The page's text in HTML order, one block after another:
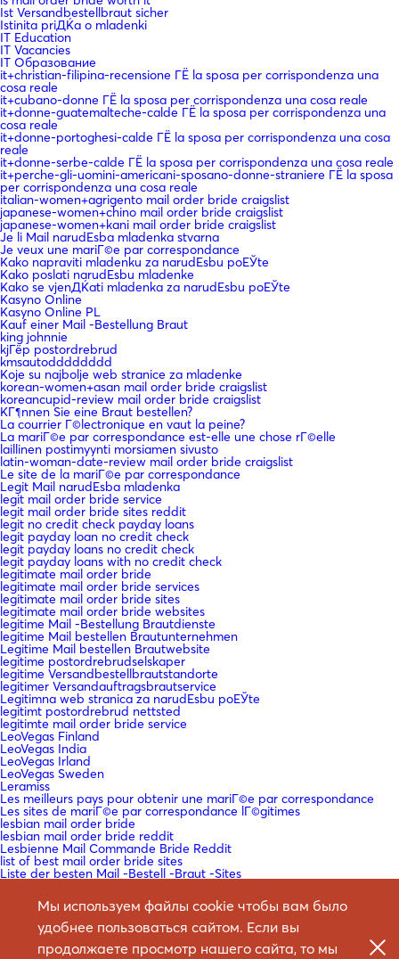
Ist Versandbestellbraut sicher
Istinita priДЌa o mladenki
IT Education
IT Vacancies
IT Образование
it+christian-filipina-recensione ГЁ la sposa per corrispondenza una
cosa reale
it+cubano-donne ГЁ la sposa per corrispondenza una cosa reale
it+donne-guatemalteche-calde ГЁ la sposa per corrispondenza una
cosa reale
it+donne-portoghesi-calde ГЁ la sposa per corrispondenza una cosa
reale
it+donne-serbe-calde ГЁ la sposa per corrispondenza una cosa reale
it+perche-gli-uomini-americani-sposano-donne-straniere ГЁ la sposa
per corrispondenza una cosa reale
italian-women+agrigento mail order bride craigslist
japanese-women+chino mail order bride craigslist
japanese-women+kani mail order bride craigslist
Je li Mail narudЕѕba mladenka stvarna
Je veux une mariГ©e par correspondance
Kako napraviti mladenku za narudЕѕbu poЕЎte
Kako poslati narudЕѕbu mladenke
Kako se vjenДЌati mladenka za narudЕѕbu poЕЎte
Kasyno Online
Kasyno Online PL
Kauf einer Mail -Bestellung Braut
king johnnie
kjГёp postordrebrud
kmsautodddddddd
Koje su najbolje web stranice za mladenke
korean-women+asan mail order bride craigslist
koreancupid-review mail order bride craigslist
KГ¶nnen Sie eine Braut bestellen?
La courrier Г©lectronique en vaut la peine?
La mariГ©e par correspondance est-elle une chose rГ©elle
laillinen postimyynti morsiamen sivusto
latin-woman-date-review mail order bride craigslist
Le site de la mariГ©e par correspondance
Legit Mail narudЕѕba mladenka
legit mail order bride service
legit mail order bride sites reddit
legit no credit check payday loans
legit payday loan no credit check
legit payday loans no credit check
legit payday loans with no credit check
legitimate mail order bride
legitimate mail order bride services
legitimate mail order bride sites
legitimate mail order bride websites
legitime Mail -Bestellung Brautdienste
legitime Mail bestellen Brautunternehmen
Legitime Mail bestellen Brautwebsite
legitime postordrebrudselskaper
legitime Versandbestellbrautstandorte
legitimer Versandauftragsbrautservice
Legitimna web stranica za narudЕѕbu poЕЎte
legitimt postordrebrud nettsted
legitimte mail order bride service
LeoVegas Finland
LeoVegas India
LeoVegas Irland
LeoVegas Sweden
Leramiss
Les meilleurs pays pour obtenir une mariГ©e par correspondance
Les sites de mariГ©e par correspondance lГ©gitimes
lesbian mail order bride
lesbian mail order bride reddit
Lesbienne Mail Commande Bride Reddit
list of best mail order bride sites
Liste der besten Mail -Bestell -Braut -Sites
loan for payday
loan instead of payday loan
loan me cash advance
loan payday
loan payday loan
Мы используем файлы cookie чтобы вам было
удобнее пользоваться сайтом. Если вы
продолжаете просмотр нашего сайта, то мы